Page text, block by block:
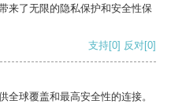
来了无限的隐私保护和安全性保
支持[0] 反对[0]
全球覆盖和最高安全性的连接。